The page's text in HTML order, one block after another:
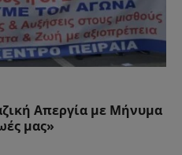
Απεργία με Μήνυμα
μας»